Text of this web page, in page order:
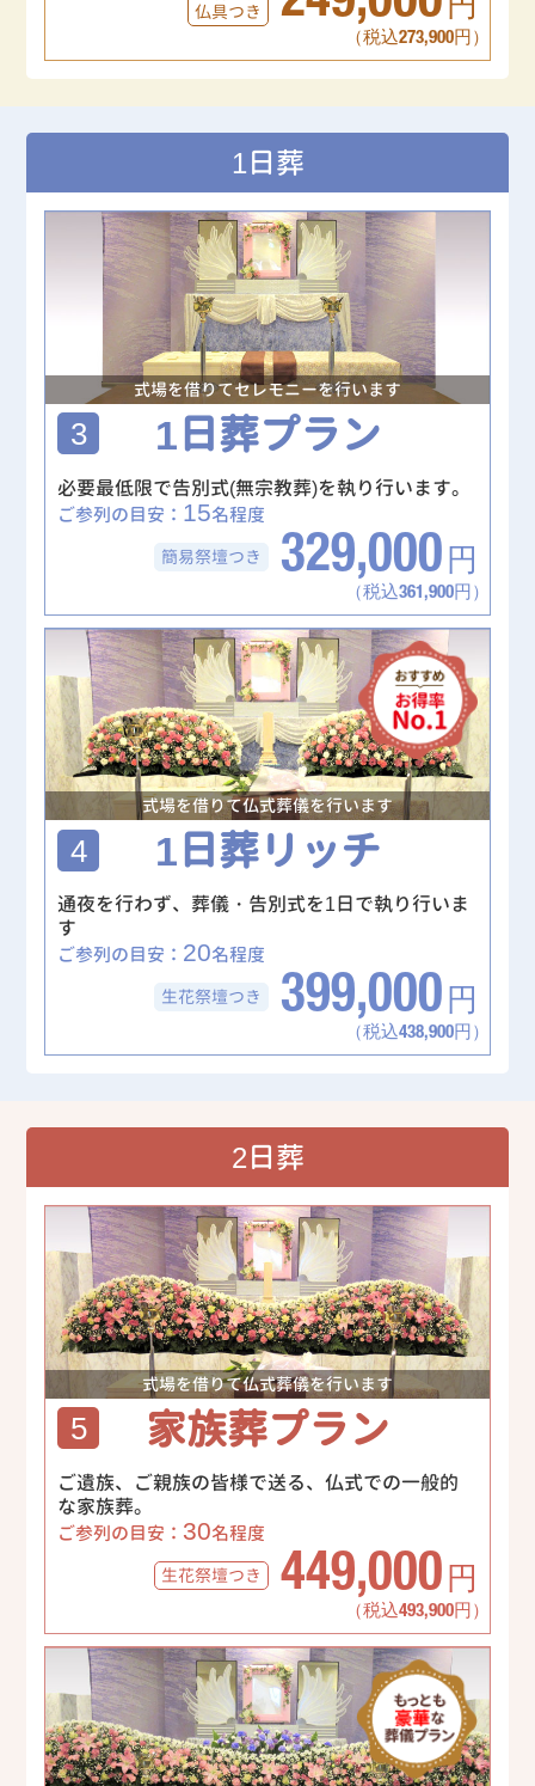
仏具つき
円
（税込273,900円）
1日葬
式場を借りてセレモニーを行います
3 1日葬プラン
必要最低限で告別式(無宗教葬)を執り行います。
ご参列の目安： 15名程度
簡易祭壇つき 329,000 円
（税込361,900円）
式場を借りて仏式葬儀を行います
4 1日葬リッチ
通夜を行わず、葬儀・告別式を1日で執り行いま
す
ご参列の目安： 20名程度
生花祭壇つき 399,000 円
（税込438,900円）
2日葬
式場を借りて仏式葬儀を行います
5 家族葬プラン
ご遺族、ご親族の皆様で送る、仏式での一般的
な家族葬。
ご参列の目安： 30名程度
生花祭壇つき 449,000 円
（税込493,900円）